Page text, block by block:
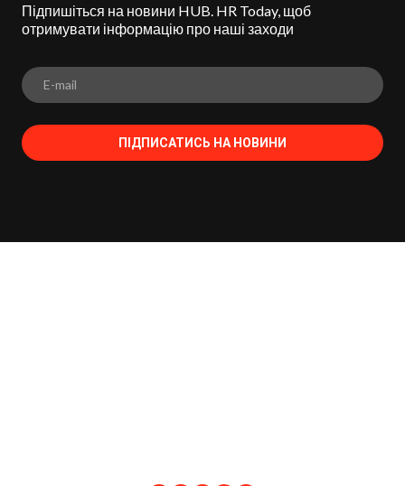
Підпишіться на новини HUB. HR Today, щоб
отримувати інформацію про наші заходи
ПІДПИСАТИСЬ НА НОВИНИ